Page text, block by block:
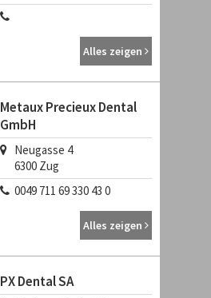
Alles zeigen
Metaux Precieux Dental
GmbH
Neugasse 4
6300 Zug
0049 711 69 330 43 0
Alles zeigen
PX Dental SA